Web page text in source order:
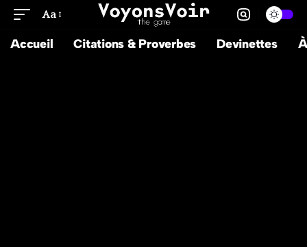
Aa
Accueil Citations & Proverbes Devinettes